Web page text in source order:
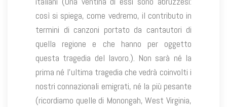
così si spiega, come vedremo, il contributo in
termini di canzoni portato da cantautori di
quella regione e che hanno per oggetto
questa tragedia del lavoro.). Non sarà né la
prima né l’ultima tragedia che vedrà coinvolti i
nostri connazionali emigrati, né la più pesante
(ricordiamo quelle di Monongah, West Virginia,